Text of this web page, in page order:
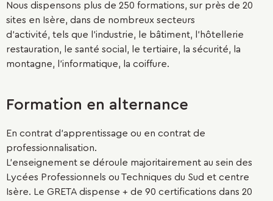
Nous dispensons plus de 250 formations, sur près de 20
sites en Isère, dans de nombreux secteurs
d'activité, tels que l’industrie, le bâtiment, l’hôtellerie
restauration, le santé social, le tertiaire, la sécurité, la
montagne, l'informatique, la coiffure.
Formation en alternance
En contrat d'apprentissage ou en contrat de
professionnalisation.
L’enseignement se déroule majoritairement au sein des
Lycées Professionnels ou Techniques du Sud et centre
Isère. Le GRETA dispense + de 90 certifications dans 20